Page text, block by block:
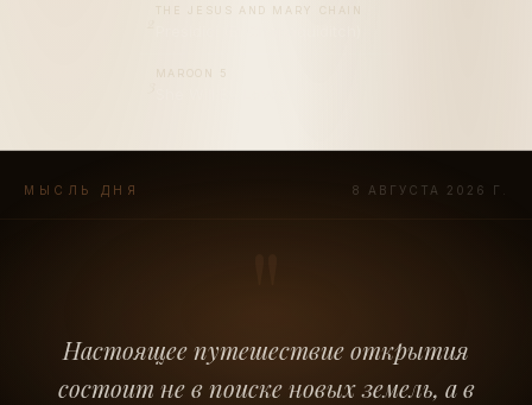
THE JESUS AND MARY CHAIN
MAROON 5
МЫСЛЬ ДНЯ 8 АВГУСТА 2026 Г.
"
Настоящее путешествие открытия
состоит не в поиске новых земель, а в